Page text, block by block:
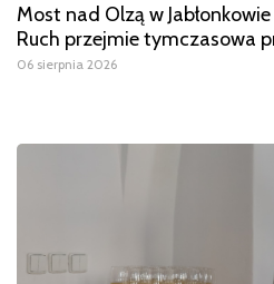
Most nad Olzą w
Ruch przejmie tymczasowa
06 sierpnia 2026